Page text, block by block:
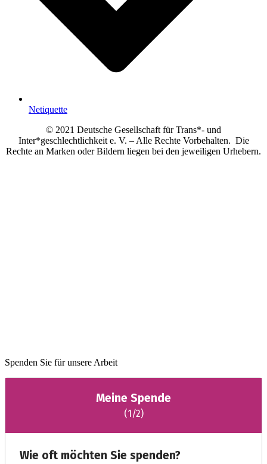
Netiquette
© 2021 Deutsche Gesellschaft für Trans*- und
Inter*geschlechtlichkeit e. V. – Alle Rechte Vorbehalten. Die
Rechte an Marken oder Bildern liegen bei den jeweiligen Urhebern.
Spenden Sie für unsere Arbeit